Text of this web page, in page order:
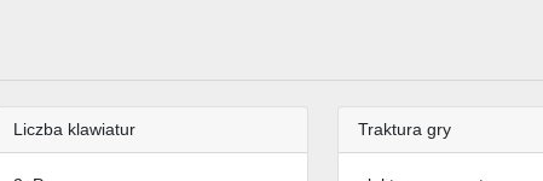
Liczba klawiatur Traktura gry